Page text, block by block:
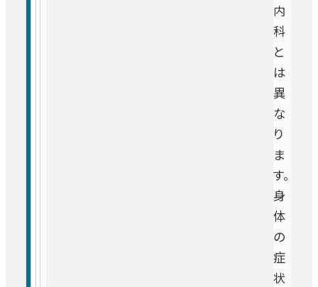
内
科
と
は
異
な
り
ま
す。
身
体
の
症
状